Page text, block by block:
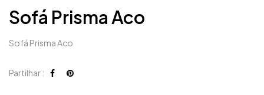
Sofá Prisma Aco
Sofá Prisma Aco
Partilhar :